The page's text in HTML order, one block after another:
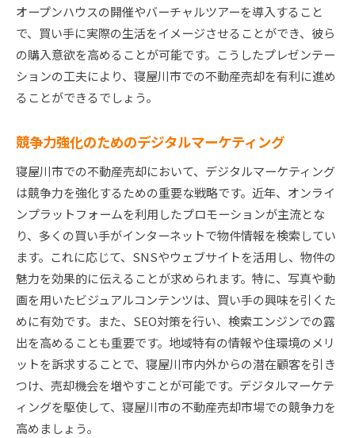
オープンハウスの開催やバーチャルツアーを導入すること
で、買い手に実際の生活をイメージさせることができ、彼ら
の購入意欲を高めることが可能です。こうしたプレゼンテー
ションの工夫により、寝屋川市での不動産売却を有利に進め
ることができるでしょう。
競争力強化のためのデジタルマーケティング
寝屋川市での不動産売却において、デジタルマーケティング
は競争力を強化するための重要な戦略です。近年、オンライ
ンプラットフォームを利用したプロモーションが主流とな
り、多くの買い手がインターネットで物件情報を検索してい
ます。これに応じて、SNSやウェブサイトを活用し、物件の
魅力を効果的に伝えることが求められます。特に、写真や動
画を用いたビジュアルコンテンツは、買い手の興味を引くた
めに有効です。また、SEO対策を行い、検索エンジンでの露
出を高めることも重要です。地域特有の情報や住環境のメリ
ットを訴求することで、寝屋川市内外からの潜在顧客を引き
つけ、売却機会を増やすことが可能です。デジタルマーケテ
ィングを駆使して、寝屋川市の不動産売却市場での競争力を
高めましょう。